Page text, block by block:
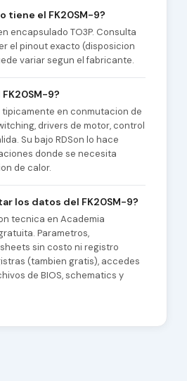
tiene el FK20SM-9?
encapsulado TO3P. Consulta
el pinout exacto (disposicion
variar segun el fabricante.
9?
tipicamente en conmutacion de
drivers de motor, control
Su bajo RDSon lo hace
donde se necesita
de calor.
los datos del FK20SM-9?
tecnica en Academia
Parametros,
sin costo ni registro
(tambien gratis), accedes
de BIOS, schematics y